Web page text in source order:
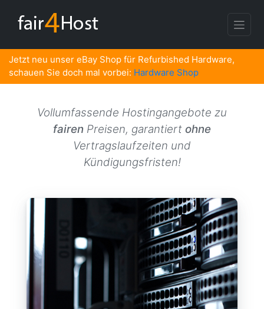
Jetzt neu unser eBay Shop für Refurbished Hardware,
schauen Sie doch mal vorbei: Hardware Shop
Vollumfassende Hostingangebote zu
fairen Preisen, garantiert ohne
Vertragslaufzeiten und
Kündigungsfristen!